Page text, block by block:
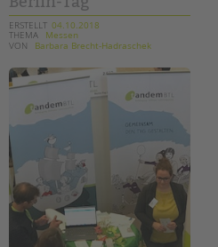
ERSTELLT 04.10.2018
THEMA
Messen
VON
Barbara Brecht-Hadraschek